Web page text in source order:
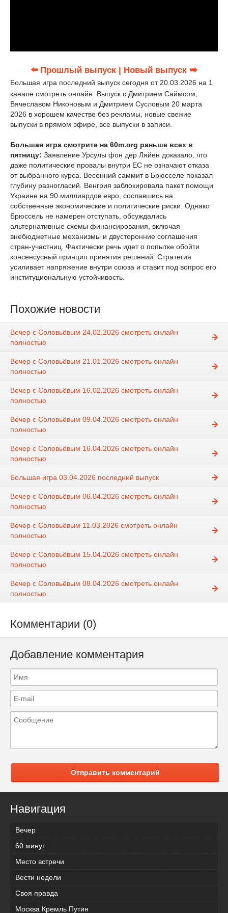
⬅️ Прошлый выпуск | Новый выпуск ➡️
Большая игра последний выпуск сегодня от 20.03.2026 на 1
канале смотреть онлайн. Выпуск с Дмитрием Саймсом,
Вячеславом Никоновым и Дмитрием Сусловым 20 марта
2026 в хорошем качестве без рекламы, новые свежие
выпуски в прямом эфире, все выпуски в записи.
Большая игра смотрите на 60m.org раньше всех в
пятницу: Заявление Урсулы фон дер Ляйен доказало, что
даже политические провалы внутри ЕС не означают отказа
от выбранного курса. Весенний саммит в Брюсселе показал
глубину разногласий. Венгрия заблокировала пакет помощи
Украине на 90 миллиардов евро, сославшись на
собственные экономические и политические риски. Однако
Брюссель не намерен отступать, обсуждались
альтернативные схемы финансирования, включая
внебюджетные механизмы и двусторонние соглашения
стран-участниц. Фактически речь идет о попытке обойти
консенсусный принцип принятия решений. Стратегия
усиливает напряжение внутри союза и ставит под вопрос его
институциональную устойчивость.
Похожие новости
Вечер с Соловьёвым 24.02.2026 смотреть онлайн
полностью
Вечер с Соловьёвым 21.01.2026 смотреть онлайн
полностью
Вечер с Соловьёвым 16.02.2026 смотреть онлайн
полностью
Вечер с Соловьёвым 09.04.2026 смотреть онлайн
полностью
Вечер с Соловьёвым 16.04.2026 смотреть онлайн
полностью
Большая игра 03.04.2026 последний выпуск
Вечер с Соловьёвым 06.04.2026 смотреть онлайн
полностью
Вечер с Соловьёвым 11.03.2026 смотреть онлайн
полностью
Вечер с Соловьёвым 15.04.2026 смотреть онлайн
полностью
Вечер с Соловьёвым 08.04.2026 смотреть онлайн
полностью
Комментарии (0)
Добавление комментария
Отправить комментарий
Навигация
Вечер
60 минут
Место встречи
Вести недели
Своя правда
Москва Кремль Путин